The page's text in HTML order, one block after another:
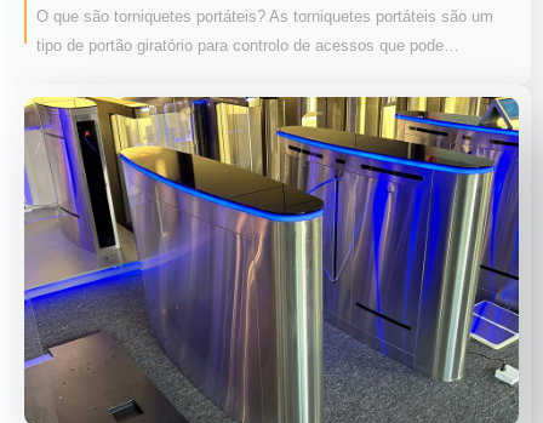
O que são torniquetes portáteis? As torniquetes portáteis são um
tipo de portão giratório para controlo de acessos que pode…